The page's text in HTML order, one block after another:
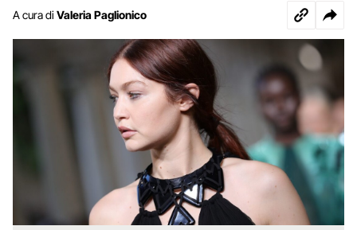
A cura di Valeria Paglionico